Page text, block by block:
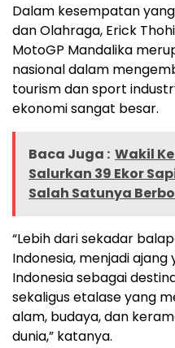
Dalam kesempatan
dan Olahraga, Erick
MotoGP Mandalika
nasional dalam
tourism dan sport
ekonomi sangat besar.
Baca Juga : Wakil
Salurkan 39 Ekor
Salah Satunya
“Lebih dari sekadar
Indonesia, menjadi
Indonesia sebagai
sekaligus etalase yang
alam, budaya, dan
dunia,” katanya.